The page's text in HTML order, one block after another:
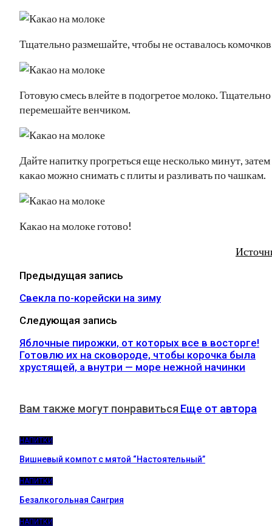
Тщательно размешайте, чтобы не оставалось
Готовую смесь влейте в подогретое молоко. Тщательно
перемешайте венчиком.
Дайте напитку прогреться еще несколько минут, затем
какао можно снимать с плиты и разливать по чашкам.
Какао на молоке готово!
Предыдущая запись
Свекла по-корейски на зиму
Следующая запись
Яблочные пирожки, от которых все в восторге!
Готовлю их на сковороде, чтобы корочка была
хрустящей, а внутри — море нежной начинки
Вам также могут понравиться Еще от автора
НАПИТКИ
Вишневый компот с мятой “Настоятельный”
НАПИТКИ
Безалкогольная Сангрия
НАПИТКИ